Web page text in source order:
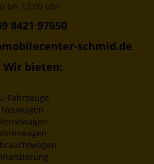
bis 12:00 Uhr
8421 97650
schmid.de
Wir bieten:
Fahrzeuge
Neuwagen